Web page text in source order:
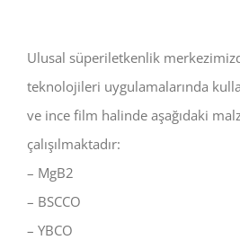
Ulusal süperiletkenlik
teknolojileri uygulamalarında
ve ince film halinde aşağıdaki
çalışılmaktadır:
– MgB2
– BSCCO
– YBCO